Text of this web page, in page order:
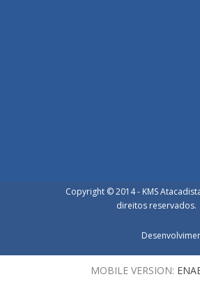
Copyright © 2014 - KMS
direitos reservados.
MOBILE VERSION: